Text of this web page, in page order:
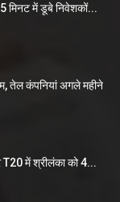
मिनट में डूबे निवेशकों...
तेल कंपनियां अगले महीने
T20 में श्रीलंका को 4...